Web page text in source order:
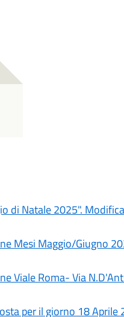
di Natale 2025".
Mesi Maggio/Giugno
Viale Roma- Via
per il giorno 18